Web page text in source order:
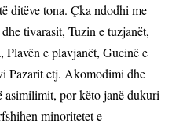
ditëve tona. Çka ndodhi me
tivarasit, Tuzin e tuzjanët,
Plavën e plavjanët, Gucinë e
Pazarit etj. Akomodimi dhe
asimilimit, por këto janë dukuri
minoritetet e